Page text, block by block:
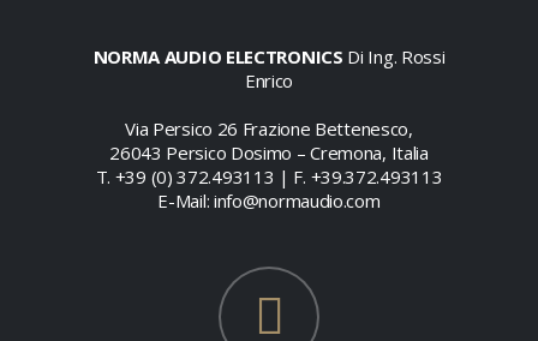
NORMA AUDIO ELECTRONICS Di Ing. Rossi
Enrico
Via Persico 26 Frazione Bettenesco,
26043 Persico Dosimo – Cremona, Italia
T. +39 (0) 372.493113 | F. +39.372.493113
E-Mail: info@normaudio.com